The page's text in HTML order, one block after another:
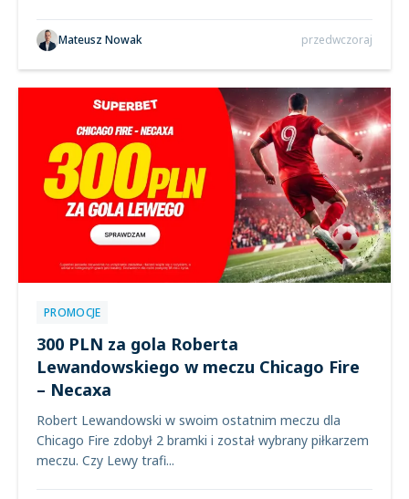
Mateusz Nowak przedwczoraj
PROMOCJE
300 PLN za gola Roberta
Lewandowskiego w meczu Chicago Fire
– Necaxa
Robert Lewandowski w swoim ostatnim meczu dla
Chicago Fire zdobył 2 bramki i został wybrany piłkarzem
meczu. Czy Lewy trafi...